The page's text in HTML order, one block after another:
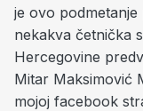
je ovo
nekakva četnička
Hercegovine
Mitar Maksimović
mojoj facebook